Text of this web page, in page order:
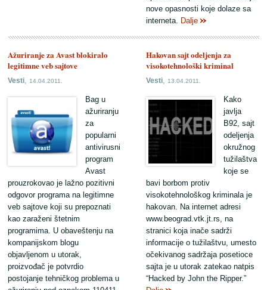
nove opasnosti koje dolaze sa
interneta. Dalje
Hakovan sajt odeljenja za
visokotehnološki kriminal
Vesti,13.04.2011.
Kako
javlja
B92, sajt
odeljenja
okružnog
tužilaštva
koje se
bavi borbom protiv
visokotehnološkog kriminala je
hakovan. Na internet adresi
www.beograd.vtk.jt.rs, na
stranici koja inače sadrži
informacije o tužilaštvu, umesto
očekivanog sadržaja posetioce
sajta je u utorak zatekao natpis
“Hacked by John the Ripper.”
Ažuriranje za Avast blokiralo
legitimne veb sajtove
Vesti,14.04.2011.
Bag u
ažuriranju
za
popularni
antivirusni
program
Avast
prouzrokovao je lažno pozitivni
odgovor programa na legitimne
veb sajtove koji su prepoznati
kao zaraženi štetnim
programima. U obaveštenju na
kompanijskom blogu
objavljenom u utorak,
proizvođač je potvrdio
postojanje tehničkog problema u